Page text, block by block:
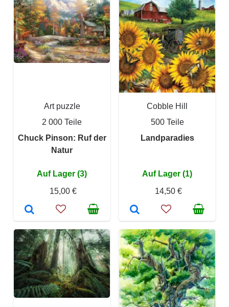
Art puzzle
2 000 Teile
Chuck Pinson: Ruf der
Natur
Auf Lager (3)
15,00 €
Cobble Hill
500 Teile
Landparadies
Auf Lager (1)
14,50 €